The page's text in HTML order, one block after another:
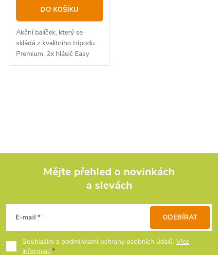
ů
t
ů
DO KOŠÍKU
Akční balíček, který se
skládá z kvalitního tripodu
Premium, 2x hlásič Easy
červený a zelený , 2x
á
c
í
p
p
Mějte přehled o novinkách
a slevách
E-mail
Souhlasím s podmínkami ochrany osobních údajů. Více
informací
ODEBÍRAT